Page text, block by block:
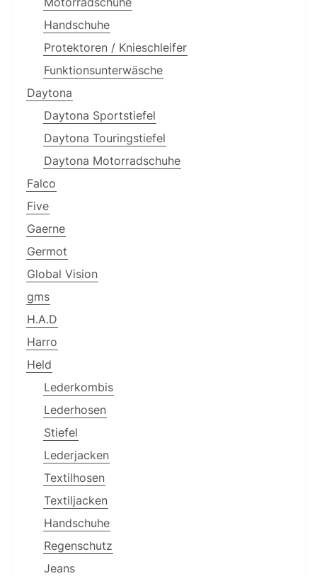
Handschuhe
Protektoren / Knieschleifer
Funktionsunterwäsche
Daytona
Daytona Sportstiefel
Daytona Touringstiefel
Daytona Motorradschuhe
Falco
Five
Gaerne
Germot
Global Vision
gms
H.A.D
Harro
Held
Lederkombis
Lederhosen
Stiefel
Lederjacken
Textilhosen
Textiljacken
Handschuhe
Regenschutz
Jeans